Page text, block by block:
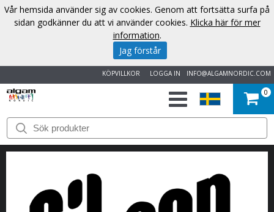
INFO@ALGAMNORDIC.COM
LOGGA IN
KÖPVILLKOR
START
VARUMÄRKEN
NYHETER
0
Vår hemsida använder sig av cookies. Genom att fortsätta surfa på
sidan godkänner du att vi använder cookies. Klicka här för mer
information.
Jag förstår